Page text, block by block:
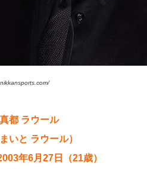
都 ラウール
いと ラウール）
年6月27日（21歳）